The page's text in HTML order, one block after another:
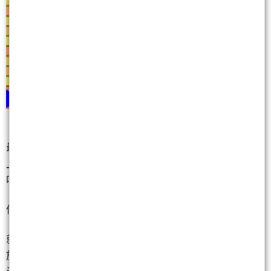
最終，台指期收在 46035，大漲了將近 726 點。市場
上此時一片沸騰，無數玩家看著這根歷史級長紅 K 驚
嘆。
但越是這種時候，越需要冷靜。
就在大盤歡慶噴發的當下，你是否也注意到了「這個
族群」的籌碼？